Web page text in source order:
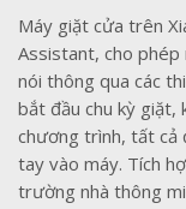
Máy giặt cửa trên
Assistant, cho phép
nói thông qua các
bắt đầu chu kỳ giặt,
chương trình, tất cả
tay vào máy. Tích
trường nhà thông